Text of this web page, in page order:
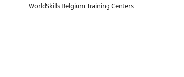
WorldSkills Belgium Training Centers